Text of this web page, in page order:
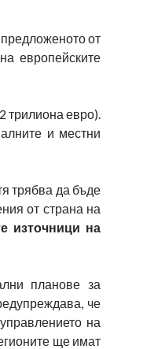
от
европейските
трилиона евро).
и местни
трябва да бъде
от страна на
източници на
планове за
че
на
ще имат